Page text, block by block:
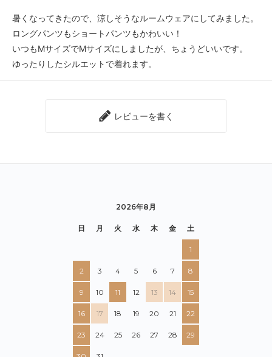
暑くなってきたので、涼しそうなルームウェアにしてみました。
ロングパンツもショートパンツもかわいい！
いつもMサイズでMサイズにしましたが、ちょうどいいです。
ゆったりしたシルエットで着れます。
レビューを書く
2026年8月
日 月 火 水 木 金 土
1
2 3 4 5 6 7 8
9 10 11 12 13 14 15
16 17 18 19 20 21 22
23 24 25 26 27 28 29